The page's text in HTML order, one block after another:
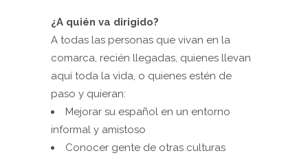
¿A quién va dirigido?
A todas las personas que vivan en la
comarca, recién llegadas, quienes llevan
aquí toda la vida, o quienes estén de
paso y quieran:
Mejorar su español en un entorno
informal y amistoso
Conocer gente de otras culturas